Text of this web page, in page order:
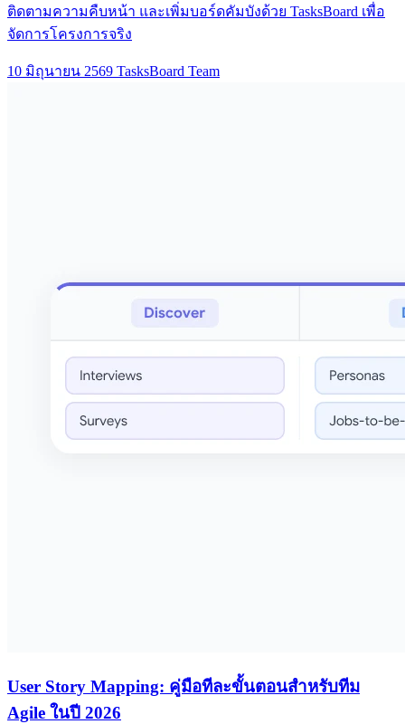
ติดตามความคืบหน้า และเพิ่มบอร์ดคัมบังด้วย TasksBoard เพื่อ
จัดการโครงการจริง
10 มิถุนายน 2569 TasksBoard Team
User Story Mapping: คู่มือทีละขั้นตอนสำหรับทีม
Agile ในปี 2026